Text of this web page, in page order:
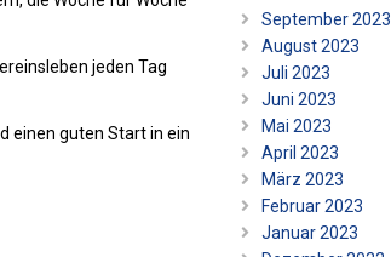
jeden Tag
einen guten Start in ein
September 2023
August 2023
Juli 2023
Juni 2023
Mai 2023
April 2023
März 2023
Februar 2023
Januar 2023